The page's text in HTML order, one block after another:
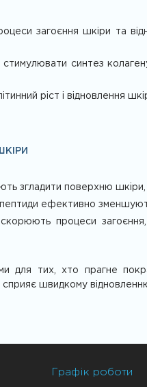
загоєння шкіри та
стимулювати синтез
ріст і відновлення
згладити поверхню шкіри,
пептиди ефективно
процеси
для тих, хто прагне
сприяє швидкому
Графік роботи